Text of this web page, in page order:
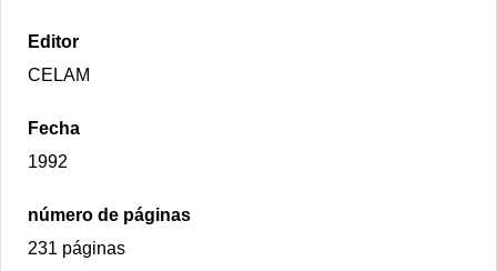
Editor
CELAM
Fecha
1992
número de páginas
231 páginas